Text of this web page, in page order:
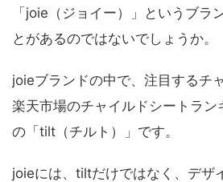
「joie（ジョイー）」というブラ
とがあるのではないでしょうか。
joieブランドの中で、注目するチ
楽天市場のチャイルドシートラン
の「tilt（チルト）」です。
joieには、tiltだけではなく、デザ